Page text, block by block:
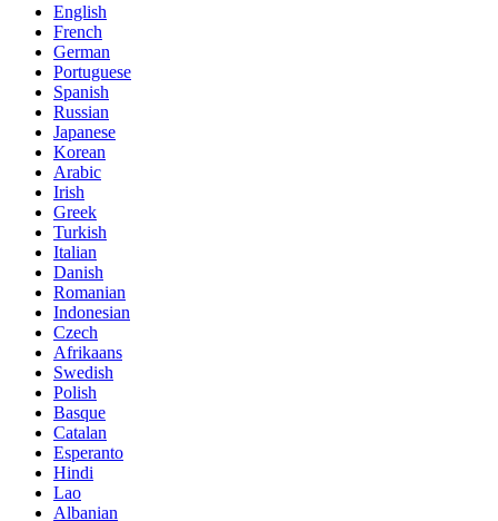
English
French
German
Portuguese
Spanish
Russian
Japanese
Korean
Arabic
Irish
Greek
Turkish
Italian
Danish
Romanian
Indonesian
Czech
Afrikaans
Swedish
Polish
Basque
Catalan
Esperanto
Hindi
Lao
Albanian